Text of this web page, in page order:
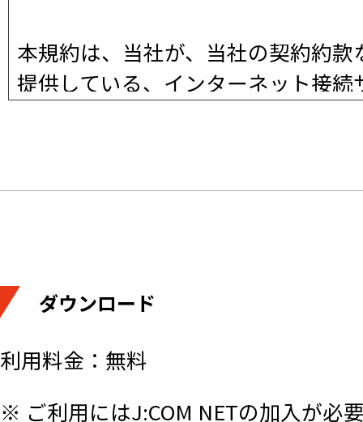
本規約は、当社が、当社の契約約
提供している、インターネット接
約款などと本規約との間で矛盾点
の規定が準用されるものとします。
ダウンロード
利用料金：無料
※ ご利用にはJ:COM NETの加入が必